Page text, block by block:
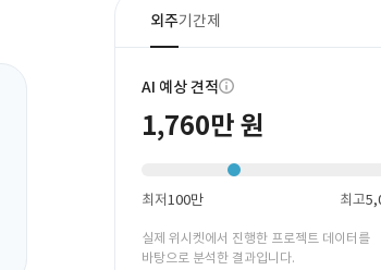
바로가기
외주기간제
AI 예상 견적
1,760만 원
최저100만 최고
실제 위시켓에서 진행한 프로젝트 데이터를
바탕으로 분석한 결과입니다.